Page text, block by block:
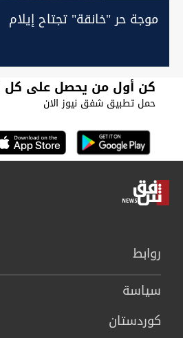
موجة حر "خانقة" تجتاح إيلام
كن أول من يحصل على كل
حمل تطبيق شفق نيوز الان
روابط
سیاسة
كوردستان